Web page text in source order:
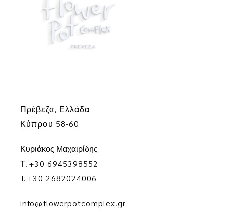
Πρέβεζα, Ελλάδα
Κύπρου 58-60
Κυριάκος Μαχαιρίδης
Τ. +30 6945398552
T. +30 2682024006
info@flowerpotcomplex.gr